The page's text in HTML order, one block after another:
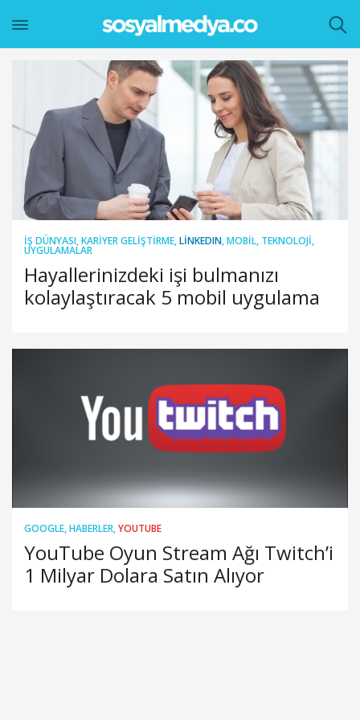
İŞ DÜNYASI,KARIYER GELIŞTIRME,LINKEDIN,MOBIL, TEKNOLOJI,
UYGULAMALAR
Hayallerinizdeki işi bulmanızı
kolaylaştıracak 5 mobil uygulama
GOOGLE,HABERLER,YOUTUBE
YouTube Oyun Stream Ağı Twitch’i
1 Milyar Dolara Satın Alıyor